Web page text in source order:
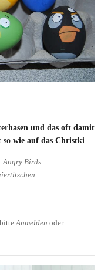
und das oft damit
so wie auf das Christki
Angry Birds
bitteAnmelden oder